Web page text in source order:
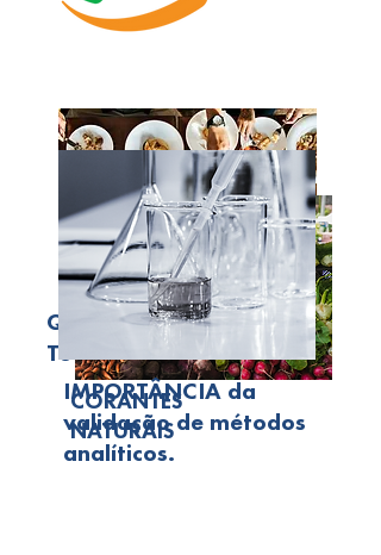
QuaLact®
Total Force
CORANTES
NATURAIS
IMPORTÂNCIA da
validação de métodos
analíticos.